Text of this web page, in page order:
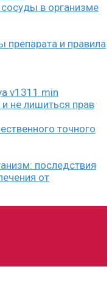
в организме
препарата и правила
не лишиться прав
точного
последствия
от